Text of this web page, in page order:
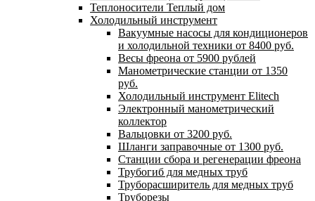
Теплоносители Теплый дом
Холодильный инструмент
Вакуумные насосы для кондиционеров
и холодильной техники от 8400 руб.
Весы фреона от 5900 рублей
Манометрические станции от 1350
руб.
Холодильный инструмент Elitech
Электронный манометрический
коллектор
Вальцовки от 3200 руб.
Шланги заправочные от 1300 руб.
Станции сбора и регенерации фреона
Трубогиб для медных труб
Труборасширитель для медных труб
Труборезы